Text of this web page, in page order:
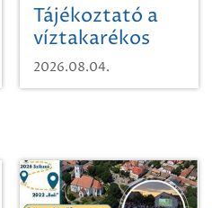
Tájékoztató a
víztakarékos
vízhasználatról
2026.08.04.